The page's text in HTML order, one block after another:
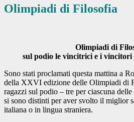
Olimpiadi di Filosofia
Olimpiadi di
sul podio le vincitrici e i
Sono stati proclamati questa mattina a
della XXVI edizione delle Olimpiadi di
ragazzi sul podio – tre per ciascuna
si sono distinti per aver svolto il miglior
italiana o in lingua straniera.